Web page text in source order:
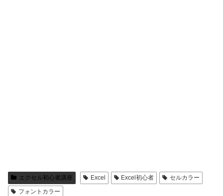
エクセル初心者講座 Excel Excel初心者
セルカラー
フォントカラー